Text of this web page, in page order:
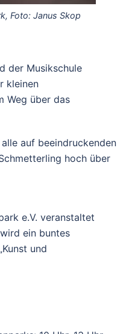
Foto: Janus Skop
der Musikschule
kleinen
Weg über das
auf beeindruckenden
hoch über
e.V. veranstaltet
ein buntes
und